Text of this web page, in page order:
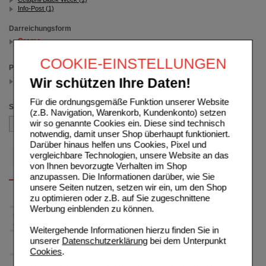
COOKIE-EINSTELLUNGEN
Wir schützen Ihre Daten!
Für die ordnungsgemäße Funktion unserer Website
(z.B. Navigation, Warenkorb, Kundenkonto) setzen
wir so genannte Cookies ein. Diese sind technisch
notwendig, damit unser Shop überhaupt funktioniert.
Darüber hinaus helfen uns Cookies, Pixel und
vergleichbare Technologien, unsere Website an das
von Ihnen bevorzugte Verhalten im Shop
anzupassen. Die Informationen darüber, wie Sie
unsere Seiten nutzen, setzen wir ein, um den Shop
zu optimieren oder z.B. auf Sie zugeschnittene
Werbung einblenden zu können.
Weitergehende Informationen hierzu finden Sie in
unserer Datenschutzerklärungbei dem Unterpunkt
Cookies.
Info-Post (1)
Darreichungsform
Creme
Packungsgröße
456 ml
(auswahl entfernen)
Sortieren nach